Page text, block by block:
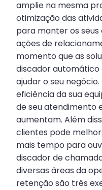
amplie na mesma
otimização das
para manter os
ações de
momento que as
discador
ajudar o seu
eficiência da sua
de seu atendimento
aumentam. Além
clientes pode
mais tempo para
discador de
diversas áreas da
retenção são três